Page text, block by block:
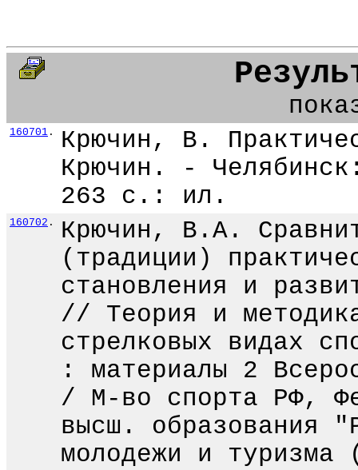
160701 .
Крючин, В.
Крючин. -
263 с.: ил.
160702 .
Крючин, В.А.
(традиции)
становления и
// Теория и
стрелковых видах
: материалы 2
/ М-во спорта РФ,
высш. образования
молодежи и